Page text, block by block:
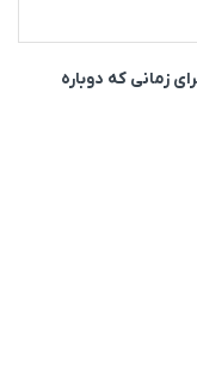
زمانی که دوباره